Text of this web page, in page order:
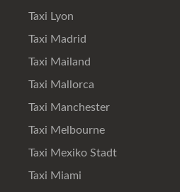
Taxi Lyon
Taxi Madrid
Taxi Mailand
Taxi Mallorca
Taxi Manchester
Taxi Melbourne
Taxi Mexiko Stadt
Taxi Miami